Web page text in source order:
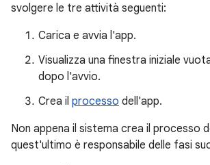
svolgere le tre attività seguenti:
Carica e avvia l'app.
Visualizza una finestra iniziale
dopo l'avvio.
Crea il processo dell'app.
Non appena il sistema crea il processo
quest'ultimo è responsabile delle fasi